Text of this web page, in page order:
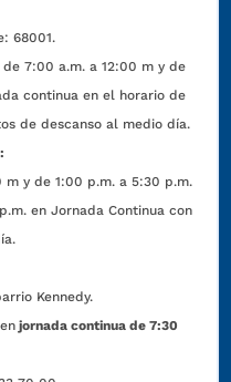
68001.
de 7:00 a.m. a 12:00 m y de
continua en el horario de
de descanso al medio día.
y de 1:00 p.m. a 5:30 p.m.
Jornada Continua con
Kennedy.
jornada continua de 7:30